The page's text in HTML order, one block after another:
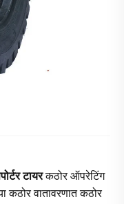
टायर कठोर ऑपरेटिंग
कठोर वातावरणात कठोर